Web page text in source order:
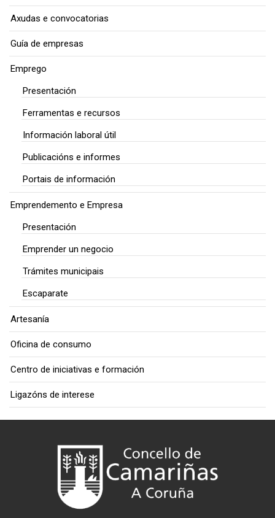
Axudas e convocatorias
Guía de empresas
Emprego
Presentación
Ferramentas e recursos
Información laboral útil
Publicacións e informes
Portais de información
Emprendemento e Empresa
Presentación
Emprender un negocio
Trámites municipais
Escaparate
Artesanía
Oficina de consumo
Centro de iniciativas e formación
Ligazóns de interese